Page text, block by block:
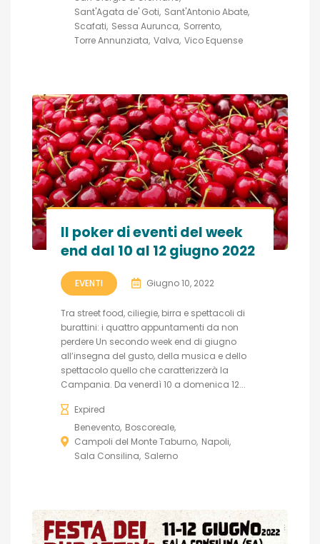
Sant'Agata de' Goti Sant'Antonio Abate
Scafati Sessa Aurunca Sorrento
Torre Annunziata Valva Vico Equense
Il poker di eventi del week
end dal 10 al 12 giugno 2022
EVENTI Giugno 10, 2022
Tra street food, ciliegie, birra e spettacoli di
burattini: i quattro appuntamenti da non
perdere Un secondo week end di giugno
all’insegna del gusto, della musica e dello
spettacolo quello che caratterizzerà la
Campania. Da venerdì 10 a domenica 12...
Expired
Benevento Boscoreale
Campoli del Monte Taburno Napoli
Sala Consilina Salerno